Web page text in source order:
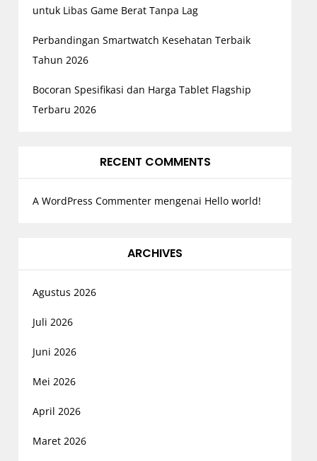
untuk Libas Game Berat Tanpa Lag
Perbandingan Smartwatch Kesehatan Terbaik
Tahun 2026
Bocoran Spesifikasi dan Harga Tablet Flagship
Terbaru 2026
RECENT COMMENTS
A WordPress Commentermengenai Hello world!
ARCHIVES
Agustus 2026
Juli 2026
Juni 2026
Mei 2026
April 2026
Maret 2026